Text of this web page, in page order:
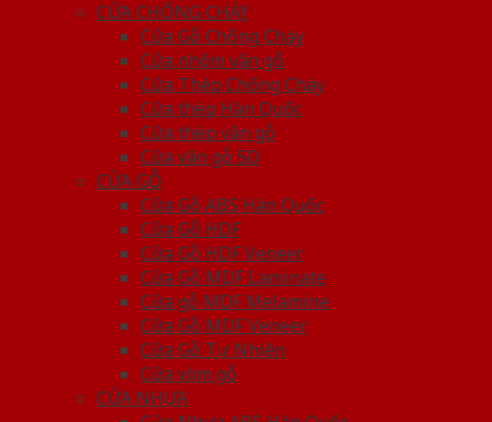
CỬA CHỐNG CHÁY
Cửa Gỗ Chống Cháy
Cửa nhôm vân gỗ
Cửa Thép Chống Cháy
Cửa thép Hàn Quốc
Cửa thép vân gỗ
Cửa vân gỗ 5D
CỬA GỖ
Cửa Gỗ ABS Hàn Quốc
Cửa Gỗ HDF
Cửa Gỗ HDF Veneer
Cửa Gỗ MDF Laminate
Cửa gỗ MDF Melamine
Cửa Gỗ MDF Veneer
Cửa Gỗ Tự Nhiên
Cửa vòm gỗ
CỬA NHỰA